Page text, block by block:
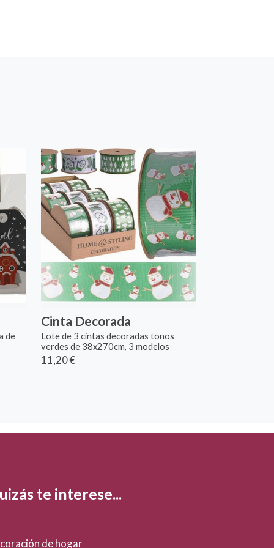
de
Cinta Decorada
Lote de 3 cintas decoradas tonos
verdes de 38x270cm, 3 modelos
11,20 €
te interese...
de hogar